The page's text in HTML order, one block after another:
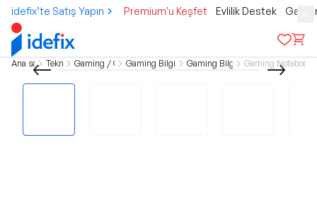
idefix’te Satış Yapın Premium'u Keşfet Evlilik Destek
Ana sayfaTeknolojiGaming / OyuncuGaming Bilgisayar - ITGaming BilgisayarlarGaming Notebook